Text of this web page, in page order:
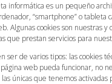
informática es un pequeño
“smartphone” o tableta
Algunas cookies son nuestras
que prestan servicios para
ser de varios tipos: las cookies
web pueda funcionar, no
únicas que tenemos activadas
Envíos
Generales
Con La Protección De